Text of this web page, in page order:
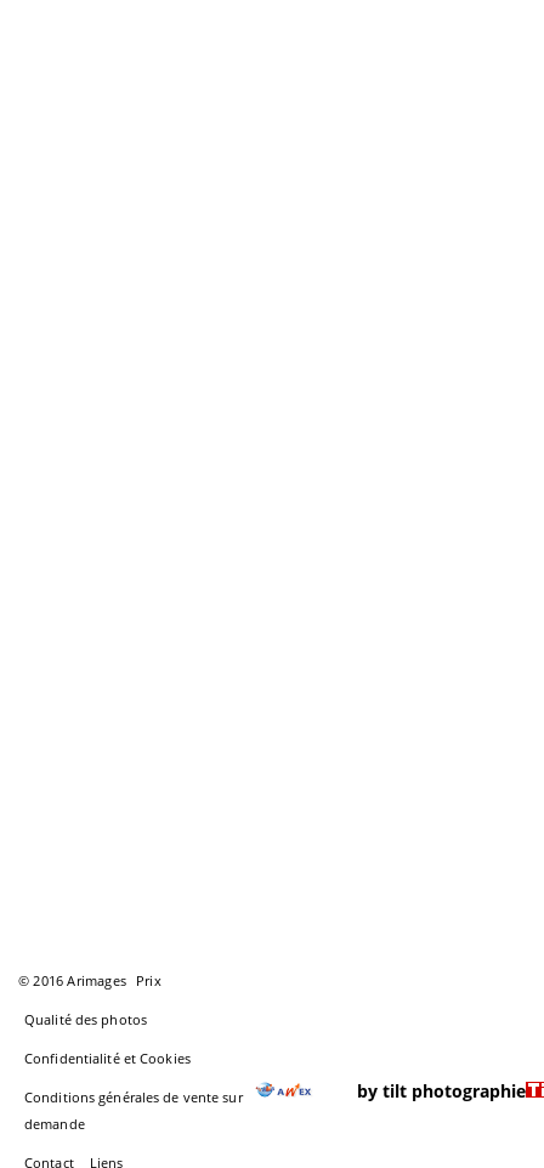
© 2016 Arimages Prix
Qualité des photos
Confidentialité et Cookies
Conditions générales de vente sur
demande
Contact Liens
by tilt photographie